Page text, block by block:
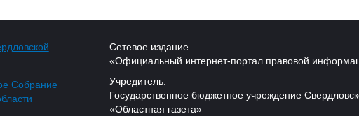
Собрание
Сетевое издание
«Официальный интернет-портал правовой
Учредитель:
Государственное бюджетное учреждение
«Областная газета»